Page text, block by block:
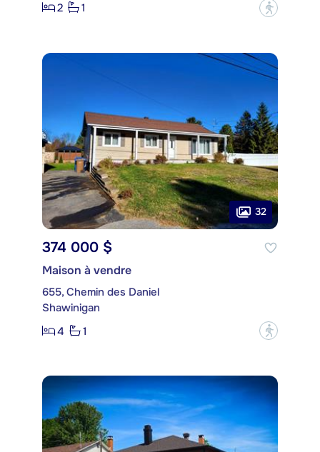
2
1 ?
32
374 000 $
Maison à vendre
655, Chemin des Daniel
Shawinigan
4
1 ?